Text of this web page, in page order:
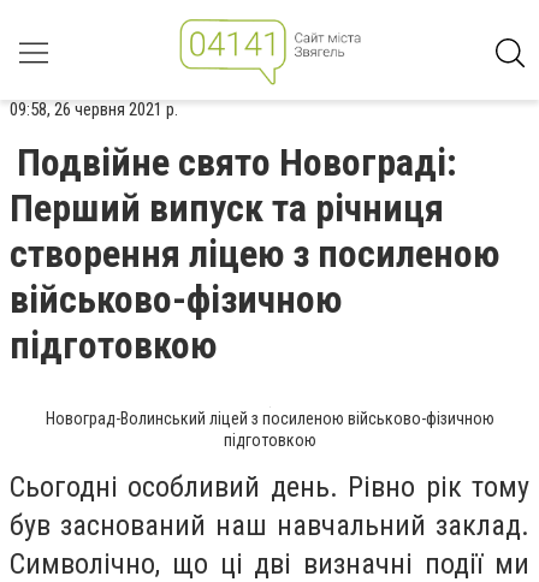
09:58, 26 червня 2021 р.
Подвійне свято Новограді:
Перший випуск та річниця
створення ліцею з посиленою
військово-фізичною
підготовкою
Новоград-Волинський ліцей з посиленою військово-фізичною
підготовкою
Сьогодні особливий день. Рівно рік тому
був заснований наш навчальний заклад.
Символічно, що ці дві визначні події ми